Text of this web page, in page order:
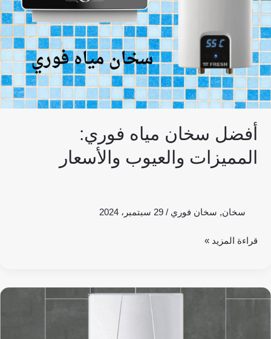
أفضل سخان مياه فوري:
المميزات والعيوب والأسعار
سخان, سخان فوري /29 سبتمبر، 2024
والأسعار
قراءة المزيد »
عيوب